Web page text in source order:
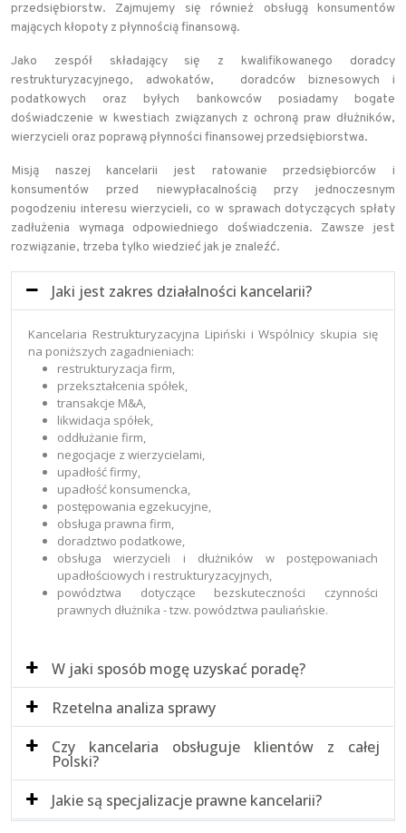
przedsiębiorstw. Zajmujemy się również obsługą konsumentów
mających kłopoty z płynnością finansową.
Jako zespół składający się z kwalifikowanego doradcy
restrukturyzacyjnego, adwokatów, doradców biznesowych i
podatkowych oraz byłych bankowców posiadamy bogate
doświadczenie w kwestiach związanych z ochroną praw dłużników,
wierzycieli oraz poprawą płynności finansowej przedsiębiorstwa.
Misją naszej kancelarii jest ratowanie przedsiębiorców i
konsumentów przed niewypłacalnością przy jednoczesnym
pogodzeniu interesu wierzycieli, co w sprawach dotyczących spłaty
zadłużenia wymaga odpowiedniego doświadczenia. Zawsze jest
rozwiązanie, trzeba tylko wiedzieć jak je znaleźć.
Jaki jest zakres działalności kancelarii?
Kancelaria Restrukturyzacyjna Lipiński i Wspólnicy skupia się
na poniższych zagadnieniach:
restrukturyzacja firm,
przekształcenia spółek,
transakcje M&A,
likwidacja spółek,
oddłużanie firm,
negocjacje z wierzycielami,
upadłość firmy,
upadłość konsumencka,
postępowania egzekucyjne,
obsługa prawna firm,
doradztwo podatkowe,
obsługa wierzycieli i dłużników w postępowaniach
upadłościowych i restrukturyzacyjnych,
powództwa dotyczące bezskuteczności czynności
prawnych dłużnika - tzw. powództwa pauliańskie.
W jaki sposób mogę uzyskać poradę?
Rzetelna analiza sprawy
Czy kancelaria obsługuje klientów z całej
Polski?
Jakie są specjalizacje prawne kancelarii?